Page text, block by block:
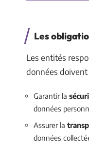
Les
Les entités
données doivent
Garantir la
données
Assurer la
données